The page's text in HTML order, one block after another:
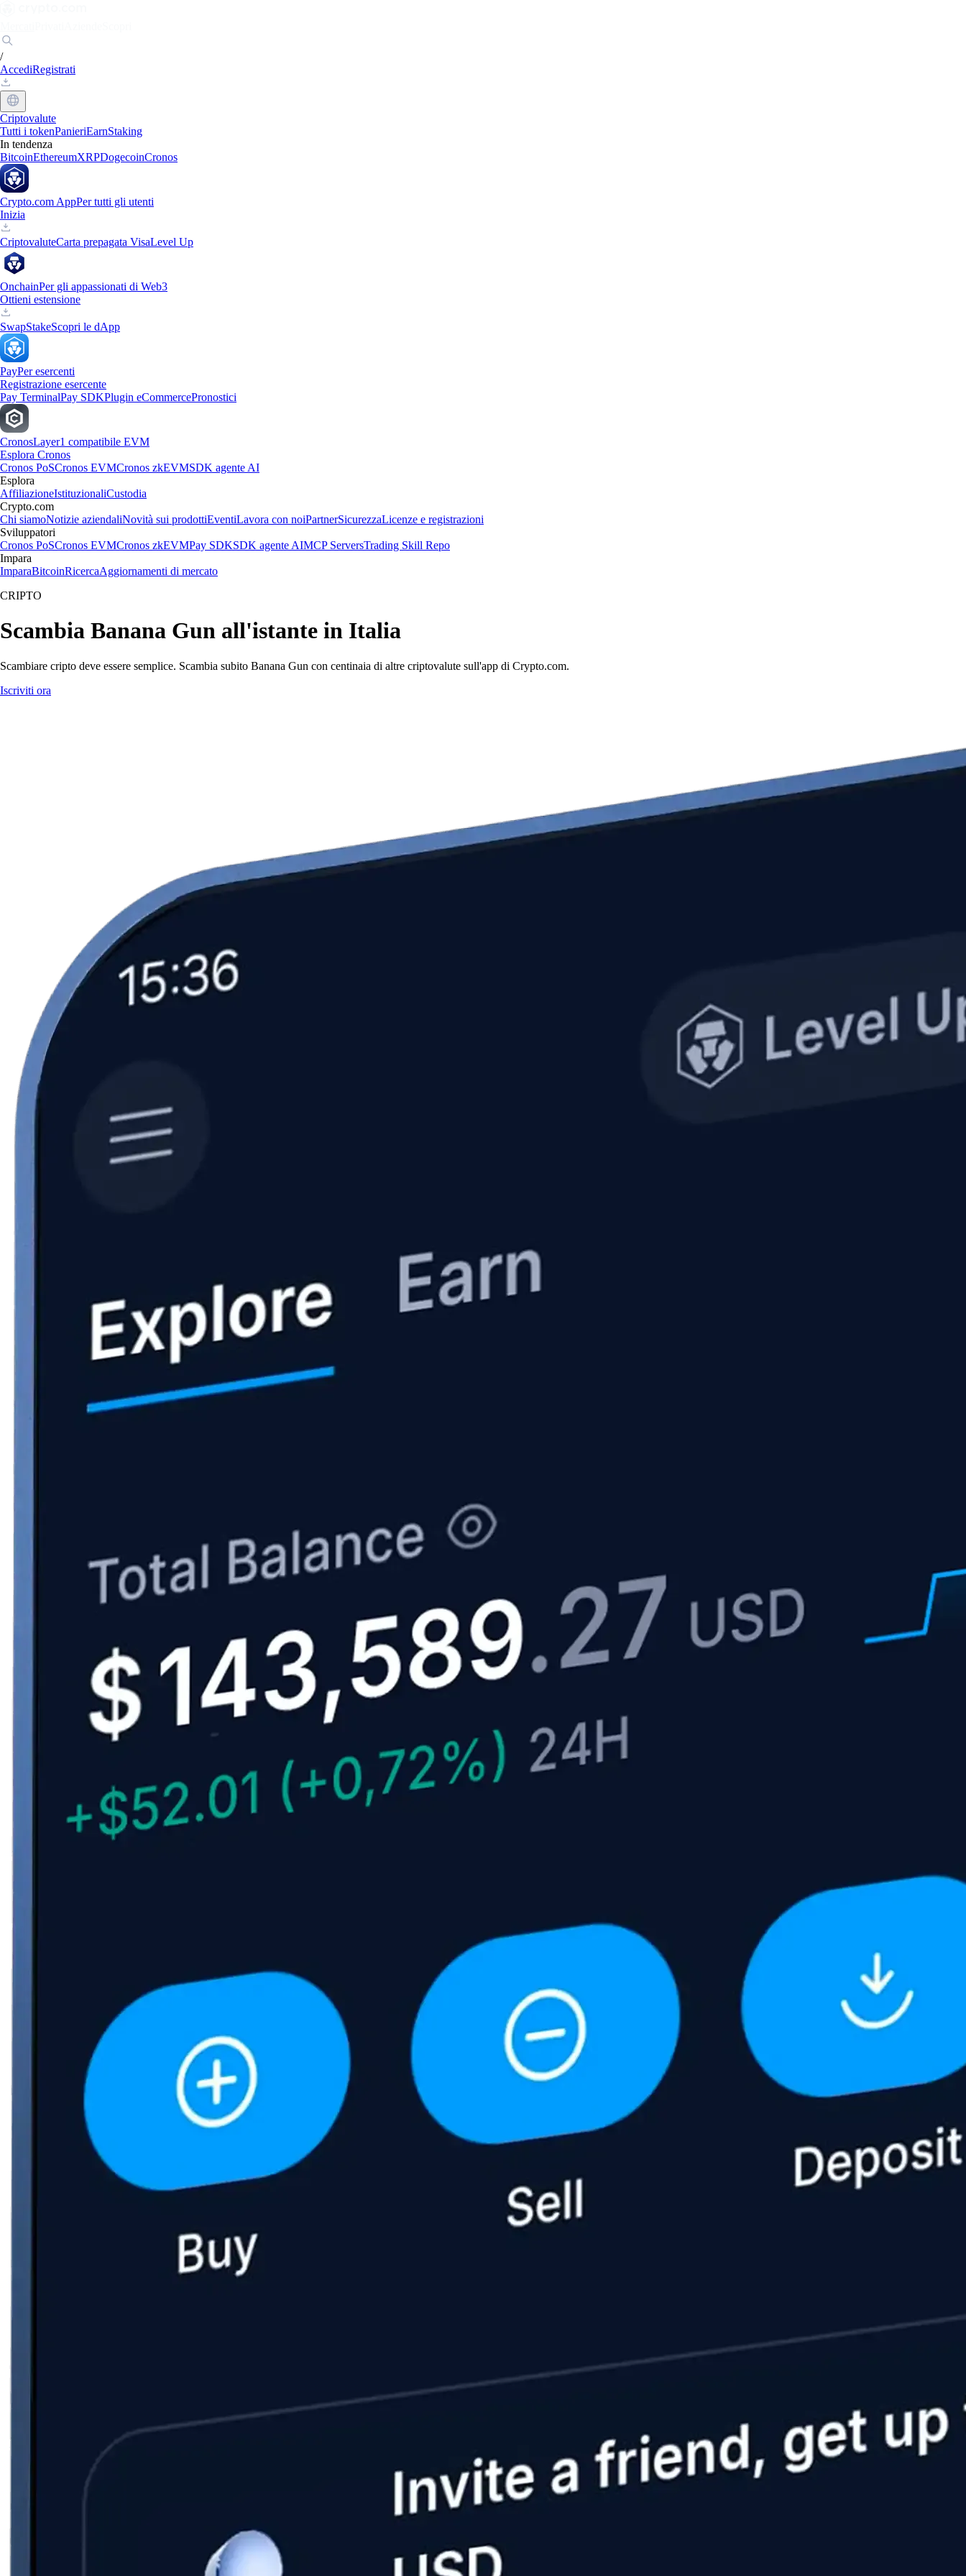
/
AccediRegistrati
Criptovalute
Tutti i tokenPanieriEarnStaking
In tendenza
BitcoinEthereumXRPDogecoinCronos
Crypto.com AppPer tutti gli utenti
Inizia
CriptovaluteCarta prepagata VisaLevel Up
OnchainPer gli appassionati di Web3
Ottieni estensione
SwapStakeScopri le dApp
PayPer esercenti
Registrazione esercente
Pay TerminalPay SDKPlugin eCommercePronostici
CronosLayer1 compatibile EVM
Esplora Cronos
Cronos PoSCronos EVMCronos zkEVMSDK agente AI
Esplora
AffiliazioneIstituzionaliCustodia
Crypto.com
Chi siamoNotizie aziendaliNovità sui prodottiEventiLavora con noiPartnerSicurezzaLicenze e registrazioni
Sviluppatori
Cronos PoSCronos EVMCronos zkEVMPay SDKSDK agente AIMCP ServersTrading Skill Repo
Impara
ImparaBitcoinRicercaAggiornamenti di mercato
CRIPTO
Scambia Banana Gun all'istante in Italia
Scambiare cripto deve essere semplice. Scambia subito Banana Gun con centinaia di altre criptovalute sull'app di Crypto.com.
Iscriviti ora